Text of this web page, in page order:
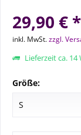
29,90 € *
inkl. MwSt.zzgl.
Lieferzeit ca. 14
Größe: